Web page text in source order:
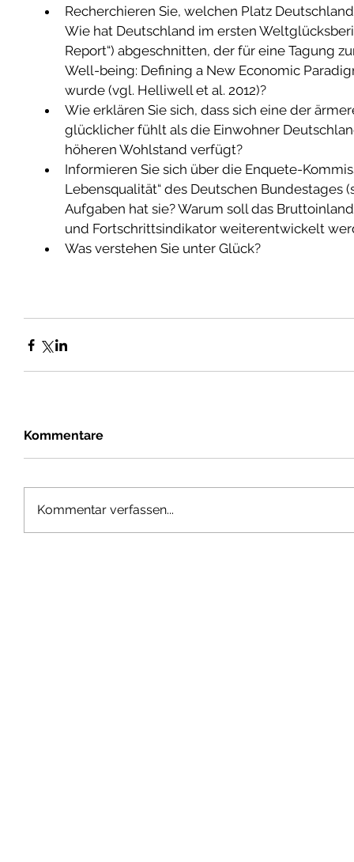
Recherchieren Sie, welchen Platz
Wie hat Deutschland im ersten
Report“) abgeschnitten, der für eine Tagung
Well-being: Defining a New Economic
wurde (vgl. Helliwell et al. 2012)?
Wie erklären Sie sich, dass sich eine der
glücklicher fühlt als die Einwohner
höheren Wohlstand verfügt?
Informieren Sie sich über die Enquete-
Lebensqualität“ des Deutschen Bundestages
Aufgaben hat sie? Warum soll das
und Fortschrittsindikator weiterentwickelt
Was verstehen Sie unter Glück?
Kommentare
Kommentar verfassen...